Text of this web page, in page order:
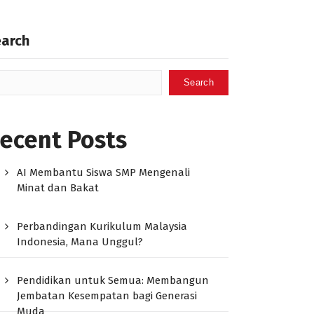
Search
Posts
AI Membantu Siswa SMP Mengenali
Minat dan Bakat
Perbandingan Kurikulum Malaysia
Indonesia, Mana Unggul?
Pendidikan untuk Semua: Membangun
Jembatan Kesempatan bagi Generasi
Muda